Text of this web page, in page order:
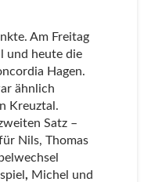
Am Freitag
und heute die
Hagen.
ähnlich
Kreuztal.
Satz –
Nils, Thomas
, Michel und